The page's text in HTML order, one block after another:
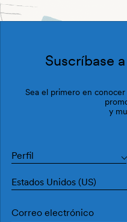
Suscríbase
Sea el primero en
y
Perfil
Estados Unidos (US)